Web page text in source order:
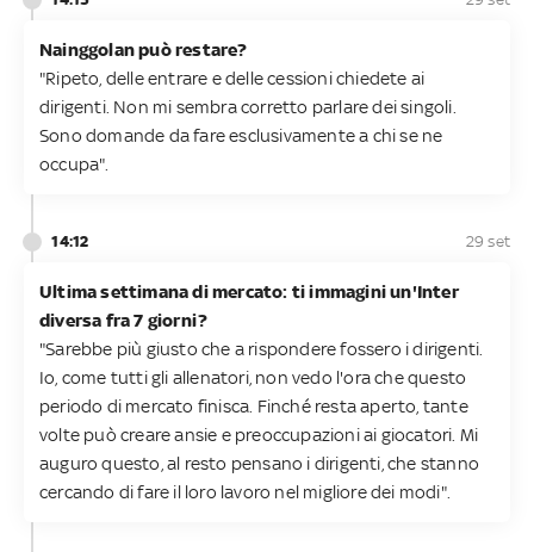
Nainggolan può restare?
"Ripeto, delle entrare e delle cessioni chiedete ai
dirigenti. Non mi sembra corretto parlare dei singoli.
Sono domande da fare esclusivamente a chi se ne
occupa".
14:12 29 set
Ultima settimana di mercato: ti immagini un'Inter
diversa fra 7 giorni?
"Sarebbe più giusto che a rispondere fossero i dirigenti.
Io, come tutti gli allenatori, non vedo l'ora che questo
periodo di mercato finisca. Finché resta aperto, tante
volte può creare ansie e preoccupazioni ai giocatori. Mi
auguro questo, al resto pensano i dirigenti, che stanno
cercando di fare il loro lavoro nel migliore dei modi".